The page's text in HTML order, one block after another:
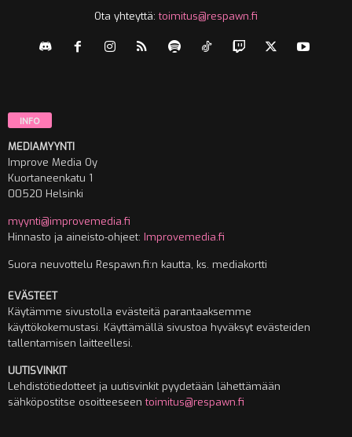
Ota yhteyttä:toimitus@respawn.fi
INFO
MEDIAMYYNTI
Improve Media Oy
Kuortaneenkatu 1
00520 Helsinki
myynti@improvemedia.fi
Hinnasto ja aineisto-ohjeet: Improvemedia.fi
Suora neuvottelu Respawn.fi:n kautta, ks. mediakortti
EVÄSTEET
Käytämme sivustolla evästeitä parantaaksemme
käyttökokemustasi. Käyttämällä sivustoa hyväksyt evästeiden
tallentamisen laitteellesi.
UUTISVINKIT
Lehdistötiedotteet ja uutisvinkit pyydetään lähettämään
sähköpostitse osoitteeseentoimitus@respawn.fi